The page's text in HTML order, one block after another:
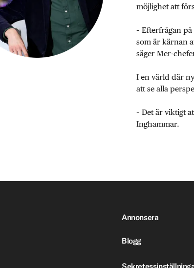
möjlighet att
– Efterfrågan
som är kärnan
säger Mer-
I en värld där
att se alla
– Det är viktigt
Inghammar.
Annonsera
Blogg